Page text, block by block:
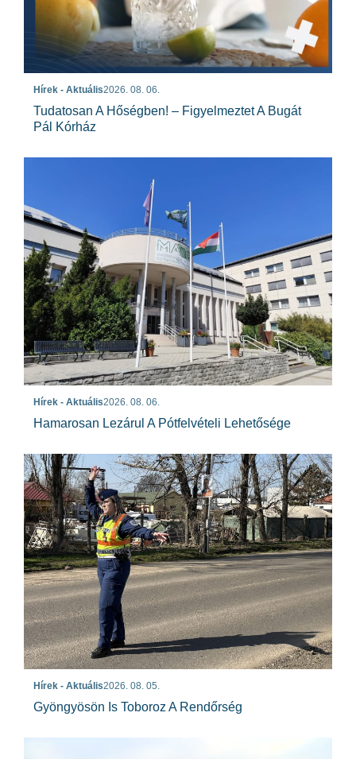
Hírek - Aktuális2026. 08. 06.
Tudatosan A Hőségben! – Figyelmeztet A Bugát
Pál Kórház
Hírek - Aktuális2026. 08. 06.
Hamarosan Lezárul A Pótfelvételi Lehetősége
Hírek - Aktuális2026. 08. 05.
Gyöngyösön Is Toboroz A Rendőrség